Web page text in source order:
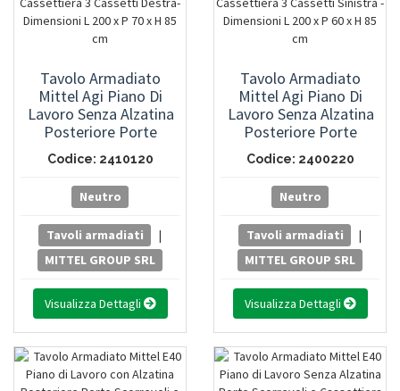
Tavolo Armadiato
Mittel Agi Piano Di
Lavoro Senza Alzatina
Posteriore Porte
Scorrevoli E Cassettiera
3 Cassetti Destra-
Dimensioni L 200 X P 70
X H 85 Cm
Codice: 2410120
Neutro
Tavoli armadiati
|
MITTEL GROUP SRL
Visualizza Dettagli
Tavolo Armadiato
Mittel Agi Piano Di
Lavoro Senza Alzatina
Posteriore Porte
Scorrevoli E Cassettiera
3 Cassetti Sinistra -
Dimensioni L 200 X P 60
X H 85 Cm
Codice: 2400220
Neutro
Tavoli armadiati
|
MITTEL GROUP SRL
Visualizza Dettagli